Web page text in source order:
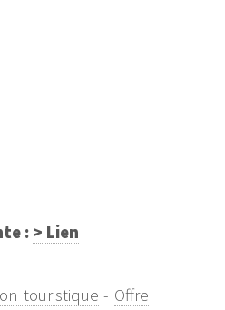
: > Lien
touristique - Offre